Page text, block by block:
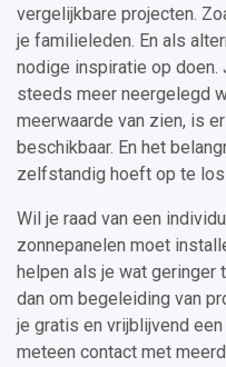
vergelijkbare projecten.
je familieleden. En als
nodige inspiratie op doen.
steeds meer neergelegd
meerwaarde van zien, is
beschikbaar. En het
zelfstandig hoeft op te
Wil je raad van een
zonnepanelen moet
helpen als je wat geringer
dan om begeleiding van
je gratis en vrijblijvend
meteen contact met